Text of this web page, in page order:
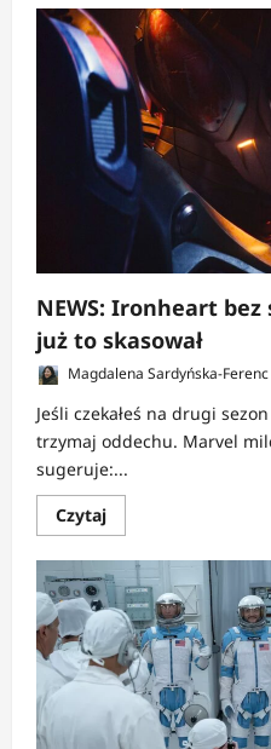
o
NEWS:
Marvel
w
końcu
odpala
bombę
–
scena
po
napisach
Thunderbolts*
NEWS: Ironheart
już to skasował
Magdalena Sardyńska-Ferenc
Jeśli czekałeś na drugi
trzymaj oddechu. Marvel
sugeruje:...
CzytajDowiedz
się
o
NEWS:
Ironheart
bez
serca?
Marvel
chyba
już
skasował